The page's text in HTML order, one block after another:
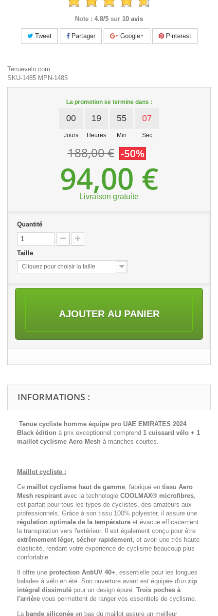
Note : 4.8/5 sur 10 avis
Tweet Partager Google+ Pinterest
Tenuevelo.com
SKU-1485 MPN-1485
La promotion se termine dans :
00
Jours
19
Heures
55
Min
06
Sec
188,00 € -50%
94,00 €
Livraison gratuite
Quantité
Taille
Cliquez pour choisir la taille
AJOUTER AU PANIER
INFORMATIONS :
Tenue cycliste homme équipe pro UAE EMIRATES 2024
Black édition à prix exceptionnel comprend 1 cuissard vélo + 1
maillot cyclisme Aero Mesh à manches courtes.
Maillot cycliste :
Ce maillot cyclisme haut de gamme, fabriqué en tissu Aero
Mesh respirant avec la technologie COOLMAX® microfibres,
est parfait pour tous les types de cyclistes, des amateurs aux
professionnels. Grâce à son tissu 100% polyester, il assure une
régulation optimale de la température et évacue efficacement
la transpiration vers l'extérieur. Il est également conçu pour être
extrêmement léger, sécher rapidement, et avoir une très haute
élasticité, rendant votre expérience de cyclisme beaucoup plus
confortable.
Il offre une protection AntiUV 40+, essentielle pour les longues
balades à vélo en été. Son ouverture avant est équipée d'un zip
intégral dissimulé pour un design épuré. Trois poches à
l'arrière vous permettent de ranger vos essentiels de cyclisme.
La bande siliconée en bas du maillot assure un meilleur